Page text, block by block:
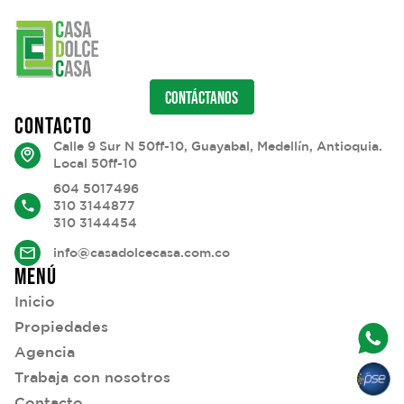
CONTÁCTANOS
CONTACTO
Calle 9 Sur N 50ff-10, Guayabal, Medellín, Antioquia.
Local 50ff-10
604 5017496
310 3144877
310 3144454
info@casadolcecasa.com.co
MENÚ
Inicio
Propiedades
Agencia
Trabaja con nosotros